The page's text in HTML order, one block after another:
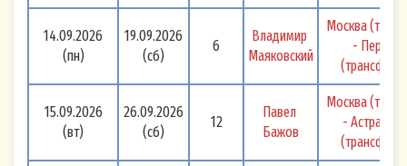
14.09.2026
(пн)
19.09.2026
(сб)
6
Владимир
Маяковский
Москва
- Пермь -
15.09.2026
(вт)
26.09.2026
(сб)
12
Павел
Бажов
Москва
-